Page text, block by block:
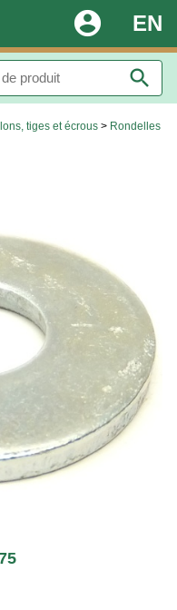
EN
account_circle
search
tiges et écrous > Rondelles